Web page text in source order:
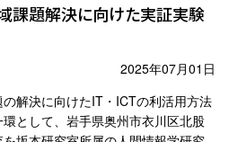
課題解決に向けた実証実験
2025年07月01日
解決に向けたIT・ICTの利活用方法
として、岩手県奥州市衣川区北股